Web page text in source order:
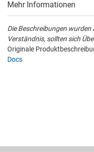
Mehr Informationen
Die Beschreibungen
Verständnis, sollten sich
Originale
Docs